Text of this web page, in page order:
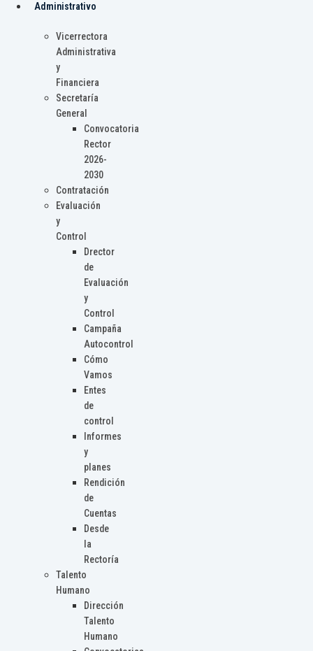
Administrativo
Vicerrectora
Administrativa
y
Financiera
Secretaría
General
Convocatoria
Rector
2026-
2030
Contratación
Evaluación
y
Control
Drector
de
Evaluación
y
Control
Campaña
Autocontrol
Cómo
Vamos
Entes
de
control
Informes
y
planes
Rendición
de
Cuentas
Desde
la
Rectoría
Talento
Humano
Dirección
Talento
Humano